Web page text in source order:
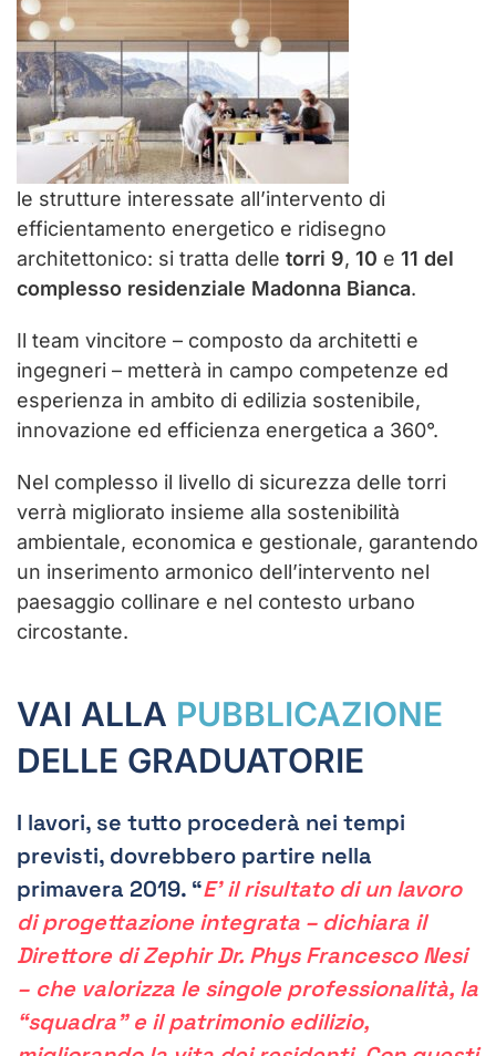
le strutture interessate all’intervento di
efficientamento energetico e ridisegno
architettonico: si tratta delle torri 9, 10 e 11 del
complesso residenziale Madonna Bianca.
Il team vincitore – composto da architetti e
ingegneri – metterà in campo competenze ed
esperienza in ambito di edilizia sostenibile,
innovazione ed efficienza energetica a 360°.
Nel complesso il livello di sicurezza delle torri
verrà migliorato insieme alla sostenibilità
ambientale, economica e gestionale, garantendo
un inserimento armonico dell’intervento nel
paesaggio collinare e nel contesto urbano
circostante.
VAI ALLA PUBBLICAZIONE
DELLE GRADUATORIE
I lavori, se tutto procederà nei tempi
previsti, dovrebbero partire nella
primavera 2019. “E’ il risultato di un lavoro
di progettazione integrata – dichiara il
Direttore di Zephir Dr. Phys Francesco Nesi
– che valorizza le singole professionalità, la
“squadra” e il patrimonio edilizio,